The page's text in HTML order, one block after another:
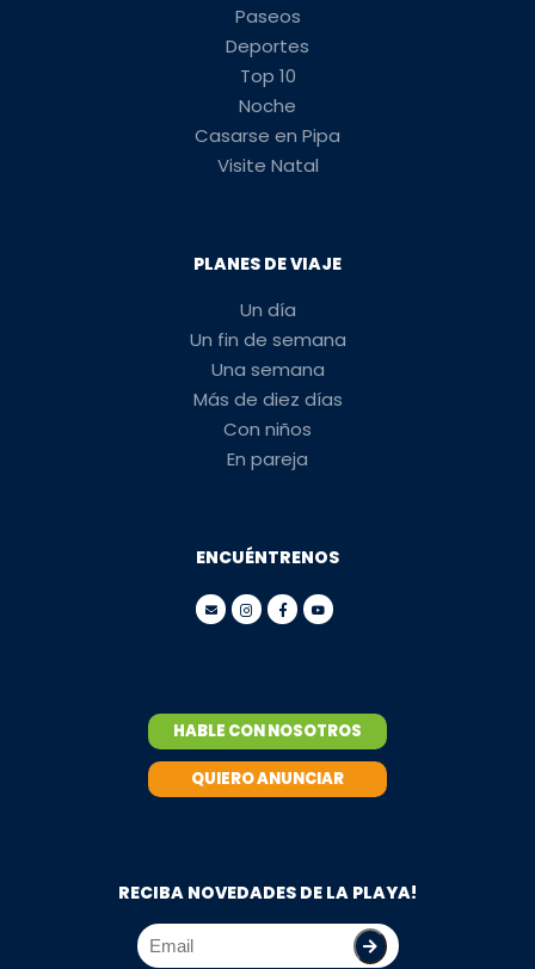
Paseos
Deportes
Top 10
Noche
Casarse en Pipa
Visite Natal
PLANES DE VIAJE
Un día
Un fin de semana
Una semana
Más de diez días
Con niños
En pareja
ENCUÉNTRENOS
HABLE CON NOSOTROS
QUIERO ANUNCIAR
RECIBA NOVEDADES DE LA PLAYA!